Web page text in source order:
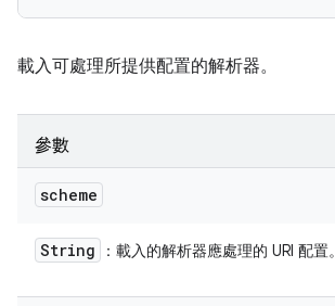
載入可處理所提供配置的解析器。
參數
scheme
String ：載入的解析器應處理的 URI 配置。